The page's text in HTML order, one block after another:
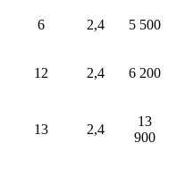
6 2,4 5 500
12 2,4 6 200
13 2,4
13
900